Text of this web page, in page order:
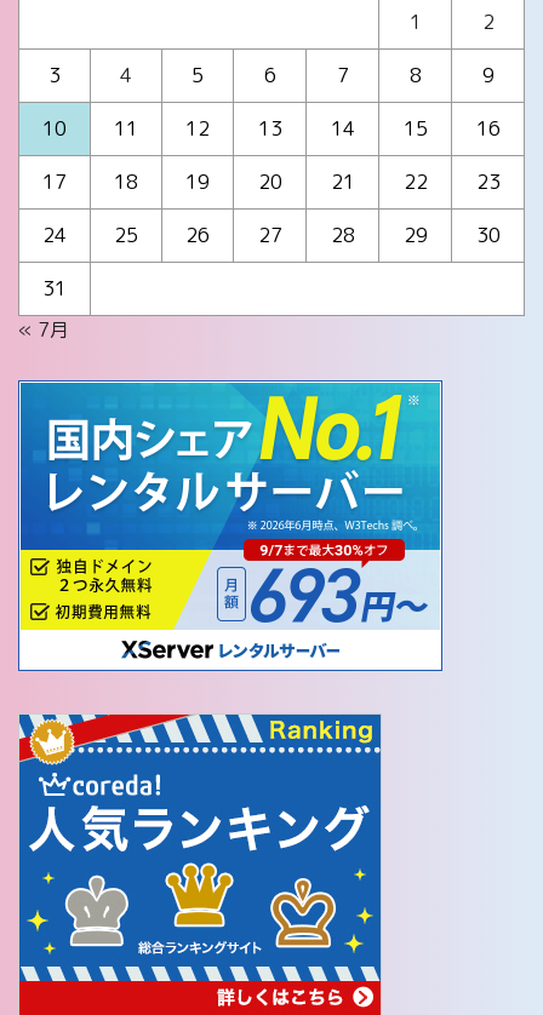
1
2
3
4 5 6 7 8
9
10
11 12 13 14 15
16
17
18 19 20 21 22
23
24
25 26 27 28 29
30
31
« 7月